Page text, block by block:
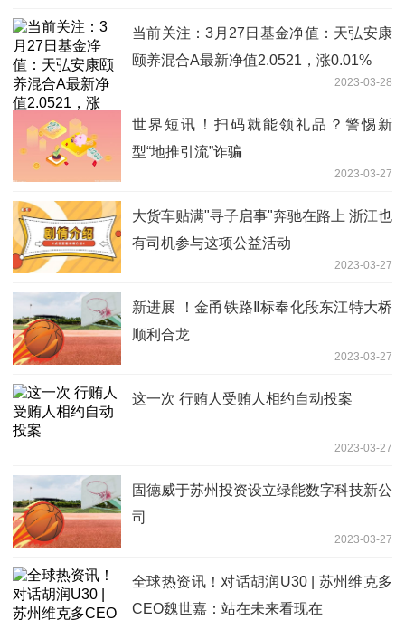
当前关注：3月27日基金净值：天弘安康
颐养混合A最新净值2.0521，涨0.01%
2023-03-28
世界短讯！扫码就能领礼品？警惕新
型“地推引流”诈骗
2023-03-27
大货车贴满"寻子启事"奔驰在路上 浙江也
有司机参与这项公益活动
2023-03-27
新进展 ！金甬铁路Ⅱ标奉化段东江特大桥
顺利合龙
2023-03-27
这一次 行贿人受贿人相约自动投案
2023-03-27
固德威于苏州投资设立绿能数字科技新公
司
2023-03-27
全球热资讯！对话胡润U30 | 苏州维克多
CEO魏世嘉：站在未来看现在